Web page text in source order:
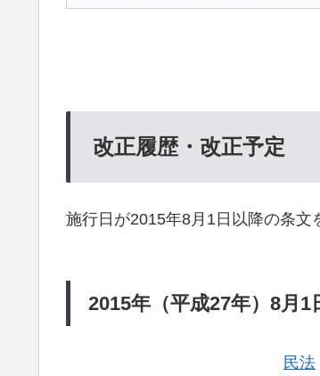
改正履歴・改正予定
施行日が2015年8月1日以降の条文
2015年（平成27年）8月
民法